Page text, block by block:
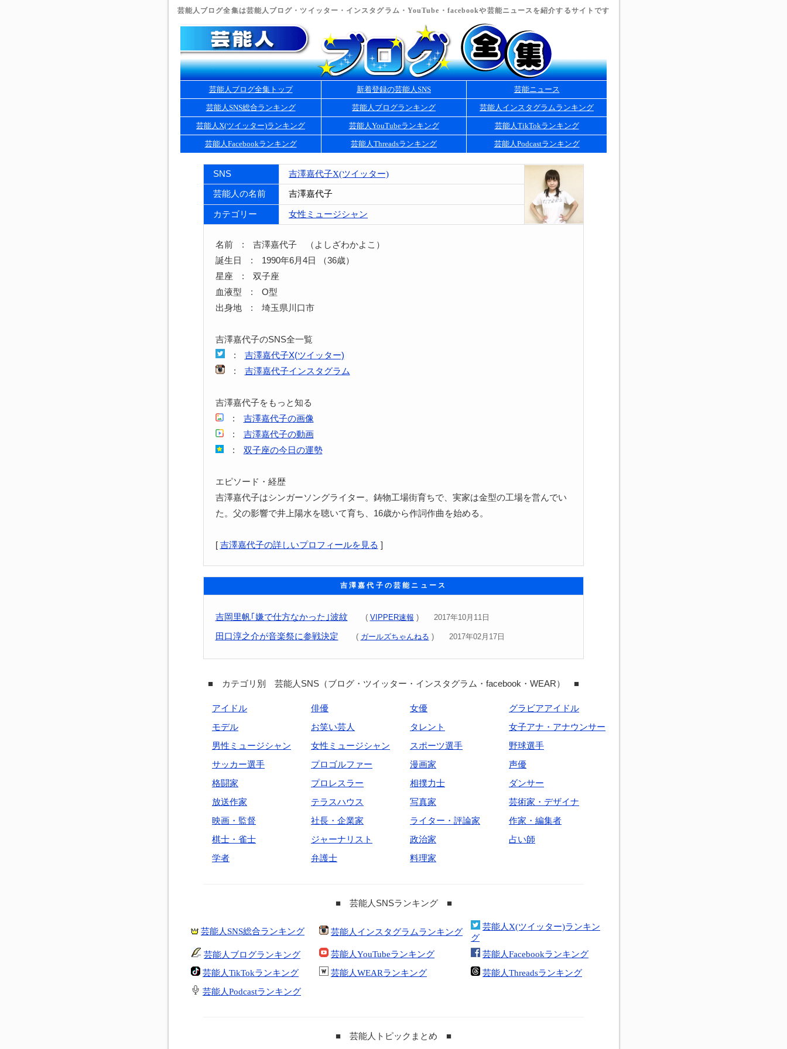
芸能人ブログ全集は芸能人ブログ・ツイッター・インスタグラム・YouTube・facebookや芸能ニュースを紹介するサイトです
芸能人ブログ全集トップ 新着登録の芸能人SNS 芸能ニュース
芸能人SNS総合ランキング 芸能人ブログランキング 芸能人インスタグラムランキング
芸能人X(ツイッター)ランキング 芸能人YouTubeランキング 芸能人TikTokランキング
芸能人Facebookランキング 芸能人Threadsランキング 芸能人Podcastランキング
SNS 吉澤嘉代子X(ツイッター)
芸能人の名前 吉澤嘉代子
カテゴリー 女性ミュージシャン
名前 : 吉澤嘉代子 （よしざわかよこ）
誕生日 : 1990年6月4日 （36歳）
星座 : 双子座
血液型 : O型
出身地 : 埼玉県川口市
吉澤嘉代子のSNS全一覧
: 吉澤嘉代子X(ツイッター)
: 吉澤嘉代子インスタグラム
吉澤嘉代子をもっと知る
: 吉澤嘉代子の画像
: 吉澤嘉代子の動画
: 双子座の今日の運勢
エピソード・経歴
吉澤嘉代子はシンガーソングライター。鋳物工場街育ちで、実家は金型の工場を営んでい
た。父の影響で井上陽水を聴いて育ち、16歳から作詞作曲を始める。
[ 吉澤嘉代子の詳しいプロフィールを見る ]
吉澤嘉代子の芸能ニュース
吉岡里帆｢嫌で仕方なかった｣波紋 ( VIPPER速報 ) 2017年10月11日
田口淳之介が音楽祭に参戦決定 ( ガールズちゃんねる ) 2017年02月17日
■ カテゴリ別 芸能人SNS（ブログ・ツイッター・インスタグラム・facebook・WEAR） ■
アイドル 俳優 女優
グラビアアイドル
モデル
お笑い芸人 タレント
女子アナ・アナウンサー
男性ミュージシャン
女性ミュージシャン スポーツ選手
野球選手
サッカー選手
プロゴルファー 漫画家
声優
格闘家
プロレスラー 相撲力士
ダンサー
放送作家
テラスハウス 写真家
芸術家・デザイナ
映画・監督
社長・企業家 ライター・評論家
作家・編集者
棋士・雀士
ジャーナリスト 政治家
占い師
学者
弁護士 料理家
■ 芸能人SNSランキング ■
芸能人SNS総合ランキング 芸能人インスタグラムランキング
芸能人X(ツイッター)ランキン
グ
芸能人ブログランキング
芸能人YouTubeランキング
芸能人Facebookランキング
芸能人TikTokランキング
芸能人WEARランキング
芸能人Threadsランキング
芸能人Podcastランキング
■ 芸能人トピックまとめ ■